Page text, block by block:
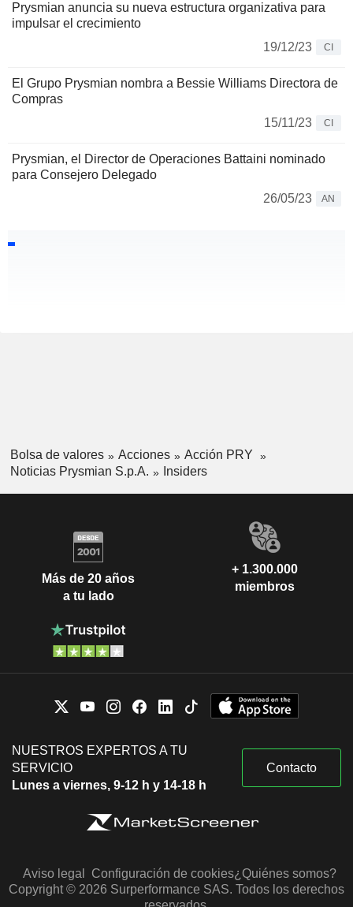
Prysmian anuncia su nueva estructura organizativa para
impulsar el crecimiento
19/12/23
CI
El Grupo Prysmian nombra a Bessie Williams Directora de
Compras
15/11/23
CI
Prysmian, el Director de Operaciones Battaini nominado
para Consejero Delegado
26/05/23
AN
Bolsa de valores Acciones
Acción PRY
Noticias Prysmian S.p.A.
Insiders
Más de 20 años
a tu lado
+ 1.300.000
miembros
NUESTROS EXPERTOS A TU
SERVICIO
Lunes a viernes, 9-12 h y 14-18 h
Contacto
Aviso legal Configuración de cookies¿Quiénes somos?
Copyright © 2026 Surperformance SAS. Todos los derechos